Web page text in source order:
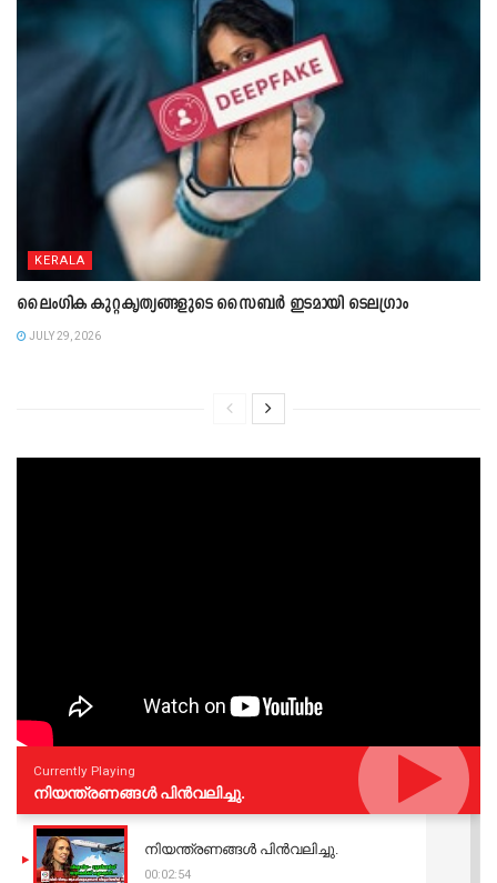
KERALA
ലൈംഗിക കുറ്റകൃത്യങ്ങളുടെ സൈബർ ഇടമായി ടെലഗ്രാം
JULY 29, 2026
Currently Playing
നിയന്ത്രണങ്ങള്‍ പിന്‍വലിച്ചു.
നിയന്ത്രണങ്ങള്‍ പിന്‍വലിച്ചു.
00:02:54